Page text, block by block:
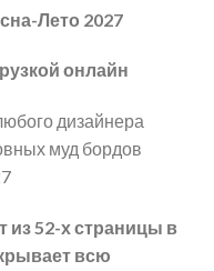
Лето 2027
онлайн
дизайнера
муд бордов
из 52-х страницы в
всю